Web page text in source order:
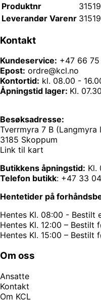
Produktnr
Leverandør Varenr
Kontakt
Kundeservice: +47 66
Epost: ordre@kcl.no
Kontortid: kl. 08.00 -
Åpningstid lager: Kl.
Besøksadresse:
Tverrmyra 7 B (Langmyra
3185 Skoppum
Link til kart
Butikkens åpningstid: Kl.
Telefon butikk: +47 33
Hentetider på
Hentes Kl. 08:00 - Bestilt
Hentes Kl. 12:00 – Bestilt
Hentes Kl. 15:00 – Bestilt
Om oss
Ansatte
Kontakt
Om KCL